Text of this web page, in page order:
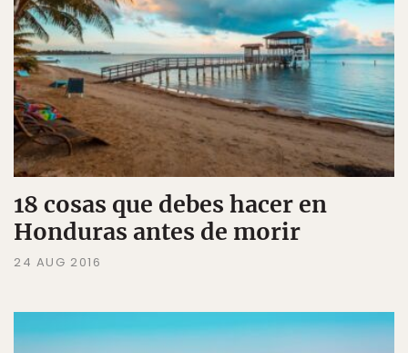
18 cosas que debes hacer en
Honduras antes de morir
24 AUG 2016